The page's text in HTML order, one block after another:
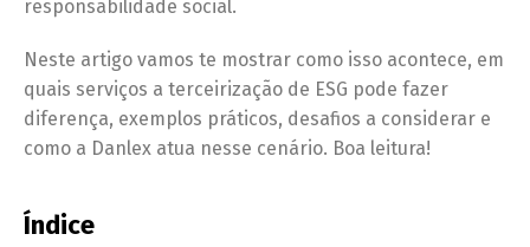
responsabilidade social.
Neste artigo vamos te mostrar como isso acontece, em
quais serviços a terceirização de ESG pode fazer
diferença, exemplos práticos, desafios a considerar e
como a Danlex atua nesse cenário. Boa leitura!
Índice